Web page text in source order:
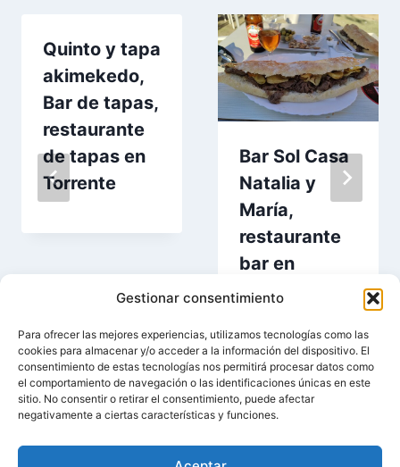
Gestionar consentimiento
Para ofrecer las mejores experiencias, utilizamos tecnologías como las
cookies para almacenar y/o acceder a la información del dispositivo. El
consentimiento de estas tecnologías nos permitirá procesar datos como
el comportamiento de navegación o las identificaciones únicas en este
sitio. No consentir o retirar el consentimiento, puede afectar
negativamente a ciertas características y funciones.
Quinto y tapa
akimekedo,
Bar de tapas,
restaurante
de tapas en
Torrente
Bar Sol Casa
Natalia y
María,
restaurante
bar en
Torrente